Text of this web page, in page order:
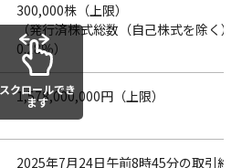
300,000株（上限）
（発行済株式総数（自己株式を除く）
0.28％）
1,578,000,000円（上限）
2025年7月24日午前8時45分の取引終
スクロールでき
ます